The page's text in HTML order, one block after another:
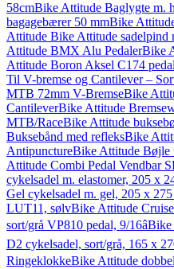
58cmBike Attitude Baglygte m.
bagagebærer 50 mmBike
Attitude Bike Attitude sadelpind
Attitude BMX Alu PedalerBike
Attitude Boron Aksel C174
Til V-bremse og Cantilever –
MTB 72mm V-BremseBike
CantileverBike Attitude
MTB/RaceBike Attitude
Buksebånd med refleksBike
AntipunctureBike Attitude Bøjle
Attitude Combi Pedal Vendbar
cykelsadel m. elastomer, 205 x
Gel cykelsadel m. gel, 205 x
LUT11, sølvBike Attitude
sort/grå VP810 pedal, 9/16âBike
D2 cykelsadel, sort/grå, 165 x
RingeklokkeBike Attitude